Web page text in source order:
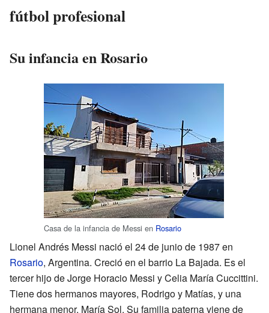
fútbol profesional
Su infancia en Rosario
Casa de la infancia de Messi en Rosario
Lionel Andrés Messi nació el 24 de junio de 1987 en
Rosario, Argentina. Creció en el barrio La Bajada. Es el
tercer hijo de Jorge Horacio Messi y Celia María Cuccittini.
Tiene dos hermanos mayores, Rodrigo y Matías, y una
hermana menor, María Sol. Su familia paterna viene de